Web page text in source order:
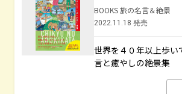
BOOKS 旅の名言＆絶景
2022.11.18 発売
世界を４０年以上歩
言と癒やしの絶景集